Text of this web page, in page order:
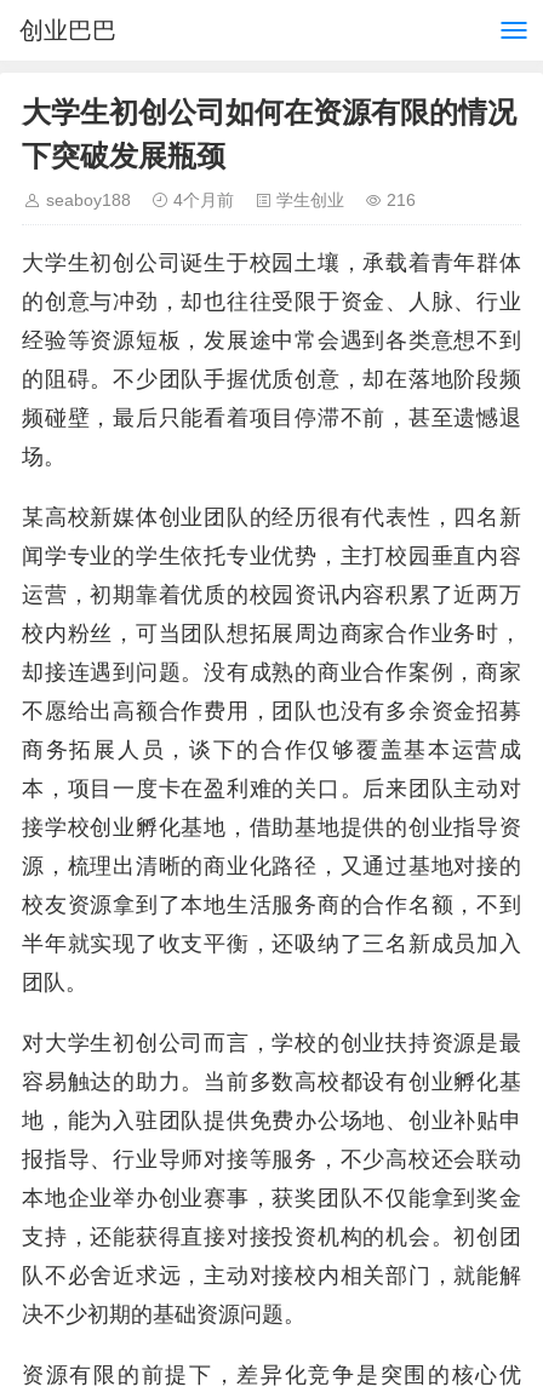
创业巴巴
大学生初创公司如何在资源有限的情况
下突破发展瓶颈
seaboy188 4个月前 学生创业 216
大学生初创公司诞生于校园土壤，承载着青年群体
的创意与冲劲，却也往往受限于资金、人脉、行业
经验等资源短板，发展途中常会遇到各类意想不到
的阻碍。不少团队手握优质创意，却在落地阶段频
频碰壁，最后只能看着项目停滞不前，甚至遗憾退
场。
某高校新媒体创业团队的经历很有代表性，四名新
闻学专业的学生依托专业优势，主打校园垂直内容
运营，初期靠着优质的校园资讯内容积累了近两万
校内粉丝，可当团队想拓展周边商家合作业务时，
却接连遇到问题。没有成熟的商业合作案例，商家
不愿给出高额合作费用，团队也没有多余资金招募
商务拓展人员，谈下的合作仅够覆盖基本运营成
本，项目一度卡在盈利难的关口。后来团队主动对
接学校创业孵化基地，借助基地提供的创业指导资
源，梳理出清晰的商业化路径，又通过基地对接的
校友资源拿到了本地生活服务商的合作名额，不到
半年就实现了收支平衡，还吸纳了三名新成员加入
团队。
对大学生初创公司而言，学校的创业扶持资源是最
容易触达的助力。当前多数高校都设有创业孵化基
地，能为入驻团队提供免费办公场地、创业补贴申
报指导、行业导师对接等服务，不少高校还会联动
本地企业举办创业赛事，获奖团队不仅能拿到奖金
支持，还能获得直接对接投资机构的机会。初创团
队不必舍近求远，主动对接校内相关部门，就能解
决不少初期的基础资源问题。
资源有限的前提下，差异化竞争是突围的核心优